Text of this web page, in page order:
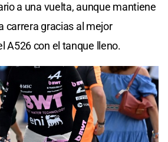
a una vuelta, aunque mantiene
carrera gracias al mejor
A526 con el tanque lleno.